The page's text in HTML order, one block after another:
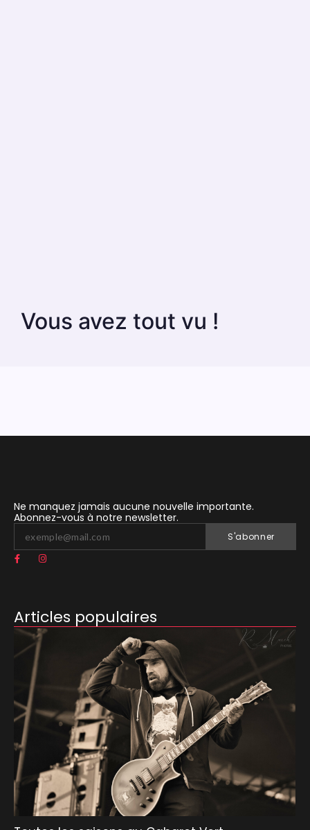
Vous avez tout vu !
Ne manquez jamais aucune nouvelle importante.
Abonnez-vous à notre newsletter.
S'abonner
Articles populaires